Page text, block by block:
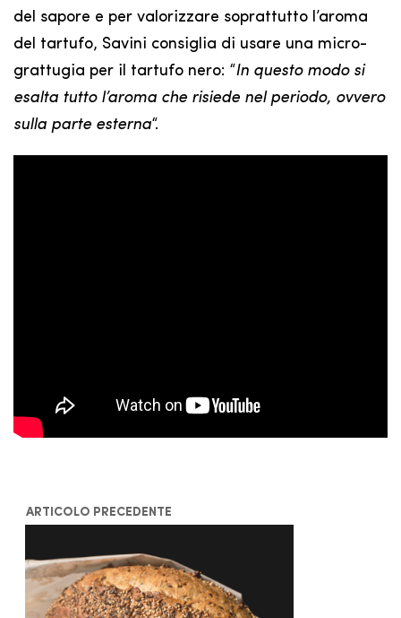
del sapore e per valorizzare soprattutto l’aroma
del tartufo, Savini consiglia di usare una micro-
grattugia per il tartufo nero: “In questo modo si
esalta tutto l’aroma che risiede nel periodo, ovvero
sulla parte esterna“.
ARTICOLO PRECEDENTE